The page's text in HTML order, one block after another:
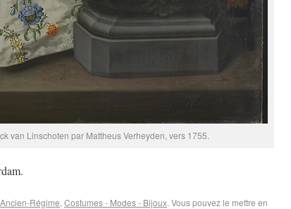
van Linschoten par Mattheus Verheyden, vers 1755.
Régime, Costumes - Modes - Bijoux. Vous pouvez le mettre en